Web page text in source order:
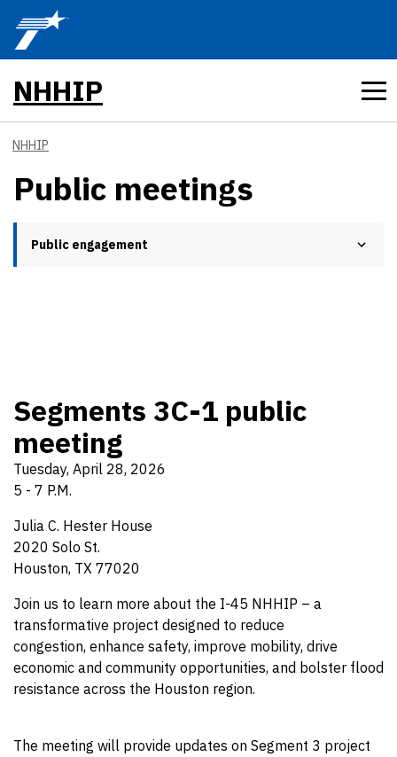
Skip to main content
NHHIP
NHHIP
Public meetings
Public engagement
Segments 3C-1 public
meeting
Tuesday, April 28, 2026
5 - 7 P.M.
Julia C. Hester House
2020 Solo St.
Houston, TX 77020
Join us to learn more about the I-45 NHHIP – a
transformative project designed to reduce
congestion, enhance safety, improve mobility, drive
economic and community opportunities, and bolster flood
resistance across the Houston region.
The meeting will provide updates on Segment 3 project